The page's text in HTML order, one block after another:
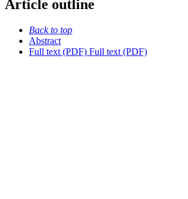
Article outline
Back to top
Abstract
Full text (PDF) Full text (PDF)